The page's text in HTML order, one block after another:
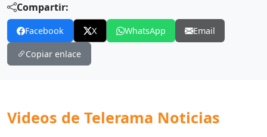
Compartir:
Facebook X WhatsApp Email
Copiar enlace
Videos de Telerama Noticias